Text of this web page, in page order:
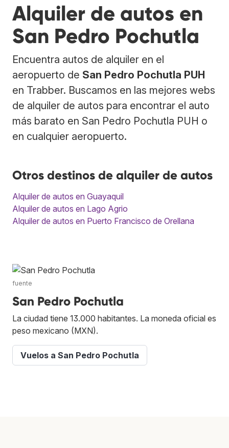
Alquiler de autos en
San Pedro Pochutla
Encuentra autos de alquiler en el
aeropuerto de San Pedro Pochutla PUH
en Trabber. Buscamos en las mejores webs
de alquiler de autos para encontrar el auto
más barato en San Pedro Pochutla PUH o
en cualquier aeropuerto.
Otros destinos de alquiler de autos
Alquiler de autos en Guayaquil
Alquiler de autos en Lago Agrio
Alquiler de autos en Puerto Francisco de Orellana
fuente
San Pedro Pochutla
La ciudad tiene 13.000 habitantes. La moneda oficial es
peso mexicano (MXN).
Vuelos a San Pedro Pochutla